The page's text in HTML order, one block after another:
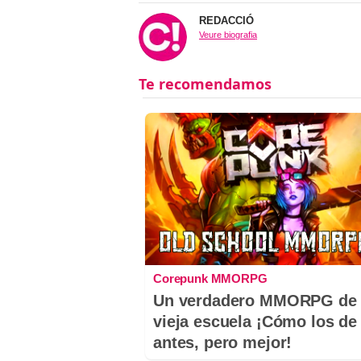
REDACCIÓ
Veure biografia
Corepunk MMORPG
Un verdadero MMORPG de
vieja escuela ¡Cómo los de
antes, pero mejor!